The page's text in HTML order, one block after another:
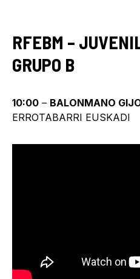
RFEBM –
GRUPO B
10:00 – BALONMANO
ERROTABARRI EUSKADI